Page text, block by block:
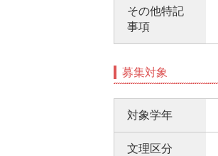
その他特記
事項
募集対象
対象学年
文理区分